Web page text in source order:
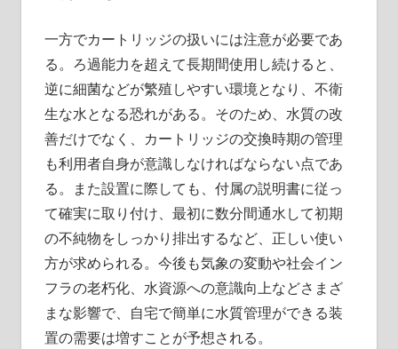
一方でカートリッジの扱いには注意が必要であ
る。ろ過能力を超えて長期間使用し続けると、
逆に細菌などが繁殖しやすい環境となり、不衛
生な水となる恐れがある。そのため、水質の改
善だけでなく、カートリッジの交換時期の管理
も利用者自身が意識しなければならない点であ
る。また設置に際しても、付属の説明書に従っ
て確実に取り付け、最初に数分間通水して初期
の不純物をしっかり排出するなど、正しい使い
方が求められる。今後も気象の変動や社会イン
フラの老朽化、水資源への意識向上などさまざ
まな影響で、自宅で簡単に水質管理ができる装
置の需要は増すことが予想される。